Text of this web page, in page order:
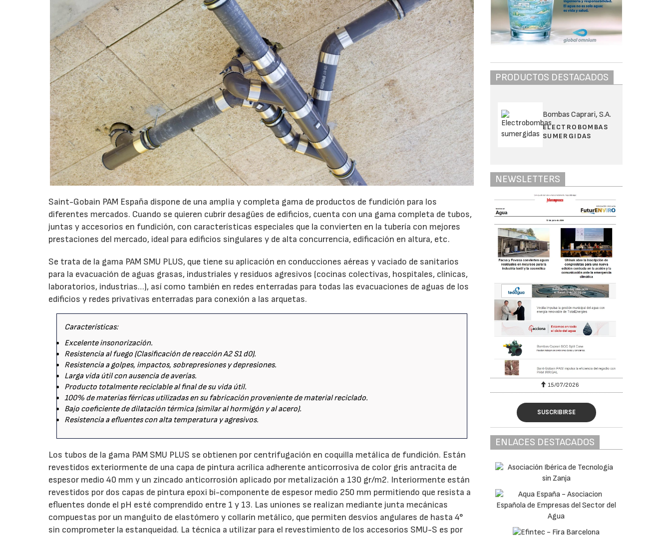
Saint-Gobain PAM España dispone de una amplia y completa gama de productos de fundición para los
diferentes mercados. Cuando se quieren cubrir desagües de edificios, cuenta con una gama completa de tubos,
juntas y accesorios en fundición, con características especiales que la convierten en la tubería con mejores
prestaciones del mercado, ideal para edificios singulares y de alta concurrencia, edificación en altura, etc.
Se trata de la gama PAM SMU PLUS, que tiene su aplicación en conducciones aéreas y vaciado de sanitarios
para la evacuación de aguas grasas, industriales y residuos agresivos (cocinas colectivas, hospitales, clínicas,
laboratorios, industrias…), así como también en redes enterradas para todas las evacuaciones de aguas de los
edificios y redes privativas enterradas para conexión a las arquetas.
Características:
Excelente insonorización.
Resistencia al fuego (Clasificación de reacción A2 S1 d0).
Resistencia a golpes, impactos, sobrepresiones y depresiones.
Larga vida útil con ausencia de averías.
Producto totalmente reciclable al final de su vida útil.
100% de materias férricas utilizadas en su fabricación proveniente de material reciclado.
Bajo coeficiente de dilatación térmica (similar al hormigón y al acero).
Resistencia a efluentes con alta temperatura y agresivos.
Los tubos de la gama PAM SMU PLUS se obtienen por centrifugación en coquilla metálica de fundición. Están
revestidos exteriormente de una capa de pintura acrílica adherente anticorrosiva de color gris antracita de
espesor medio 40 mm y un zincado anticorrosión aplicado por metalización a 130 gr/m2. Interiormente están
revestidos por dos capas de pintura epoxi bi-componente de espesor medio 250 mm permitiendo que resista a
efluentes donde el pH esté comprendido entre 1 y 13. Las uniones se realizan mediante junta mecánicas
compuestas por un manguito de elastómero y collarín metálico, que permiten desvíos angulares de hasta 4°
sin comprometer la estanqueidad. La técnica a utilizar para el revestimiento de los accesorios SMU-S es por
PRODUCTOS DESTACADOS
Bombas Caprari, S.A.
ELECTROBOMBAS
SUMERGIDAS
NEWSLETTERS
15/07/2026
SUSCRIBIRSE
ENLACES DESTACADOS